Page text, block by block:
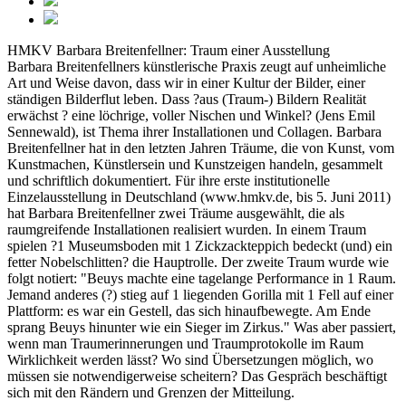
HMKV Barbara Breitenfellner: Traum einer Ausstellung
Barbara Breitenfellners künstlerische Praxis zeugt auf unheimliche
Art und Weise davon, dass wir in einer Kultur der Bilder, einer
ständigen Bilderflut leben. Dass ?aus (Traum-) Bildern Realität
erwächst ? eine löchrige, voller Nischen und Winkel? (Jens Emil
Sennewald), ist Thema ihrer Installationen und Collagen. Barbara
Breitenfellner hat in den letzten Jahren Träume, die von Kunst, vom
Kunstmachen, Künstlersein und Kunstzeigen handeln, gesammelt
und schriftlich dokumentiert. Für ihre erste institutionelle
Einzelausstellung in Deutschland (www.hmkv.de, bis 5. Juni 2011)
hat Barbara Breitenfellner zwei Träume ausgewählt, die als
raumgreifende Installationen realisiert wurden. In einem Traum
spielen ?1 Museumsboden mit 1 Zickzackteppich bedeckt (und) ein
fetter Nobelschlitten? die Hauptrolle. Der zweite Traum wurde wie
folgt notiert: "Beuys machte eine tagelange Performance in 1 Raum.
Jemand anderes (?) stieg auf 1 liegenden Gorilla mit 1 Fell auf einer
Plattform: es war ein Gestell, das sich hinaufbewegte. Am Ende
sprang Beuys hinunter wie ein Sieger im Zirkus." Was aber passiert,
wenn man Traumerinnerungen und Traumprotokolle im Raum
Wirklichkeit werden lässt? Wo sind Übersetzungen möglich, wo
müssen sie notwendigerweise scheitern? Das Gespräch beschäftigt
sich mit den Rändern und Grenzen der Mitteilung.